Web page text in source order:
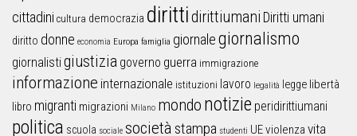
cittadini cultura democrazia dirittidirittiumani Diritti umani
diritto donne economia Europa famiglia giornalegiornalismo
giornalistigiustizia governo guerra immigrazione
informazione internazionale istituzioni lavoro legalità legge libertà
libro migranti migrazioni Milano mondo notizie peridirittiumani
politica scuola sociale società stampa studenti UEviolenza vita